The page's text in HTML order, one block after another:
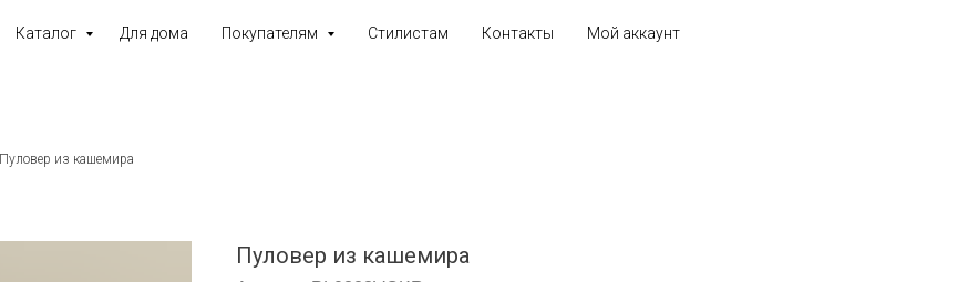
Каталог Для дома Покупателям Стилистам Контакты Мой аккаунт
Пуловер из кашемира
Пуловер из кашемира